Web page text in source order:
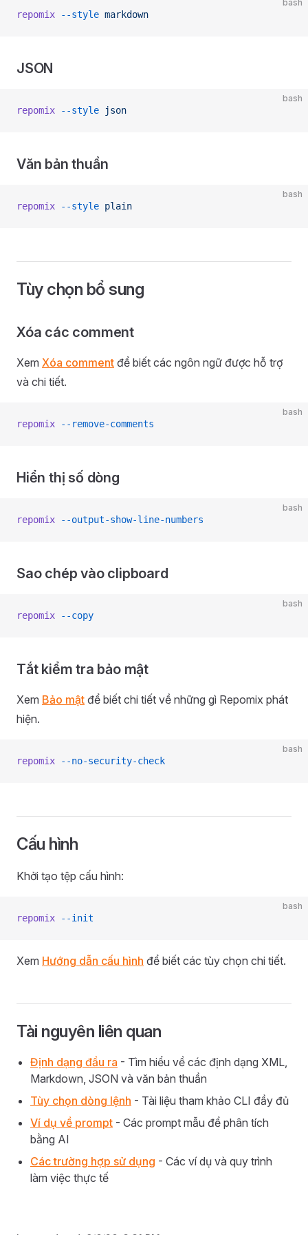
bash
repomix --style markdown
JSON
bash
repomix --style json
Văn bản thuần
bash
repomix --style plain
Tùy chọn bổ sung
Xóa các comment
Xem Xóa comment để biết các ngôn ngữ được hỗ trợ
và chi tiết.
bash
repomix --remove-comments
Hiển thị số dòng
bash
repomix --output-show-line-numbers
Sao chép vào clipboard
bash
repomix --copy
Tắt kiểm tra bảo mật
Xem Bảo mật để biết chi tiết về những gì Repomix phát
hiện.
bash
repomix --no-security-check
Cấu hình
Khởi tạo tệp cấu hình:
bash
repomix --init
Xem Hướng dẫn cấu hình để biết các tùy chọn chi tiết.
Tài nguyên liên quan
Định dạng đầu ra - Tìm hiểu về các định dạng XML,
Markdown, JSON và văn bản thuần
Tùy chọn dòng lệnh - Tài liệu tham khảo CLI đầy đủ
Ví dụ về prompt - Các prompt mẫu để phân tích
bằng AI
Các trường hợp sử dụng - Các ví dụ và quy trình
làm việc thực tế